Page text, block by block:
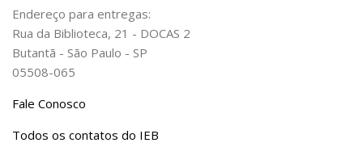
Graduate Program
Post-doc / Researchers
Endereço para entregas:
Rua da Biblioteca, 21 - DOCAS 2
Butantã - São Paulo - SP
05508-065
Fale Conosco
Todos os contatos do IEB